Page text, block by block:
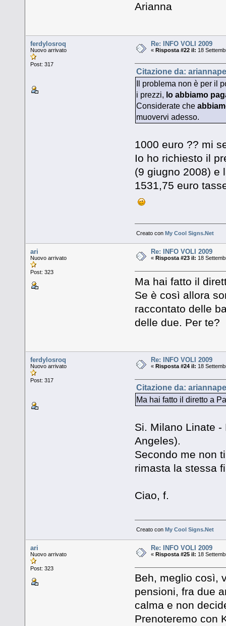
Arianna
ferdylosroq
Nuovo arrivato
Post: 317
Re: INFO VOLI 2009
«Risposta #22 il: 18
Citazione da:
Il problema non è per il
i prezzi, lo abbiamo
Considerate che
muovervi adesso.
1000 euro ?? mi
Io ho richiesto il
(9 giugno 2008) e
1531,75 euro
Creato con My Cool Signs.Net
ari
Nuovo arrivato
Post: 323
Re: INFO VOLI 2009
«Risposta #23 il: 18
Ma hai fatto il
Se è così allora
raccontato delle
delle due. Per te?
ferdylosroq
Nuovo arrivato
Post: 317
Re: INFO VOLI 2009
«Risposta #24 il: 18
Citazione da:
Ma hai fatto il diretto a
Si. Milano Linate
Angeles).
Secondo me non
rimasta la stessa
Ciao, f.
Creato con My Cool Signs.Net
ari
Nuovo arrivato
Post: 323
Re: INFO VOLI 2009
«Risposta #25 il: 18
Beh, meglio così,
pensioni, fra due
calma e non
Prenoteremo con